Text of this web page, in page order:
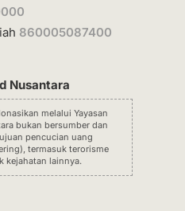
860005087400
Nusantara
melalui Yayasan
bukan bersumber dan
pencucian uang
termasuk terorisme
kejahatan lainnya.